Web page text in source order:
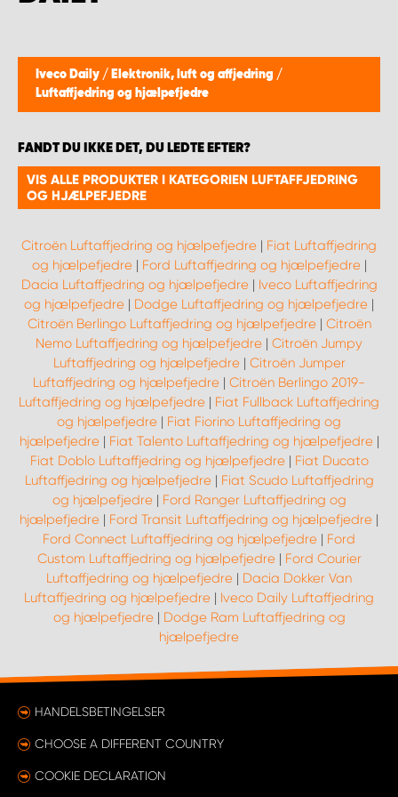
Iveco Daily / Elektronik, luft og affjedring /
Luftaffjedring og hjælpefjedre
FANDT DU IKKE DET, DU LEDTE EFTER?
VIS ALLE PRODUKTER I KATEGORIEN LUFTAFFJEDRING
OG HJÆLPEFJEDRE
Citroën Luftaffjedring og hjælpefjedre | Fiat Luftaffjedring
og hjælpefjedre| Ford Luftaffjedring og hjælpefjedre|
Dacia Luftaffjedring og hjælpefjedre| Iveco Luftaffjedring
og hjælpefjedre | Dodge Luftaffjedring og hjælpefjedre |
Citroën Berlingo Luftaffjedring og hjælpefjedre| Citroën
Nemo Luftaffjedring og hjælpefjedre | Citroën Jumpy
Luftaffjedring og hjælpefjedre| Citroën Jumper
Luftaffjedring og hjælpefjedre | Citroën Berlingo 2019-
Luftaffjedring og hjælpefjedre | Fiat Fullback Luftaffjedring
og hjælpefjedre | Fiat Fiorino Luftaffjedring og
hjælpefjedre| Fiat Talento Luftaffjedring og hjælpefjedre|
Fiat Doblo Luftaffjedring og hjælpefjedre| Fiat Ducato
Luftaffjedring og hjælpefjedre| Fiat Scudo Luftaffjedring
og hjælpefjedre| Ford Ranger Luftaffjedring og
hjælpefjedre | Ford Transit Luftaffjedring og hjælpefjedre |
Ford Connect Luftaffjedring og hjælpefjedre | Ford
Custom Luftaffjedring og hjælpefjedre| Ford Courier
Luftaffjedring og hjælpefjedre | Dacia Dokker Van
Luftaffjedring og hjælpefjedre | Iveco Daily Luftaffjedring
og hjælpefjedre| Dodge Ram Luftaffjedring og
hjælpefjedre
HANDELSBETINGELSER
CHOOSE A DIFFERENT COUNTRY
COOKIE DECLARATION